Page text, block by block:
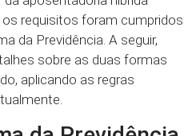
os requisitos foram cumpridos
da Previdência. A seguir,
sobre as duas formas
aplicando as regras